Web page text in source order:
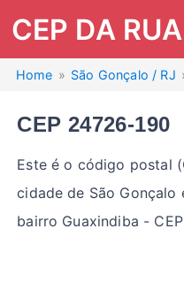
CEP DA RUA
Home São Gonçalo / RJ
CEP 24726-190
Este é o código postal
cidade de São Gonçalo
bairro Guaxindiba -